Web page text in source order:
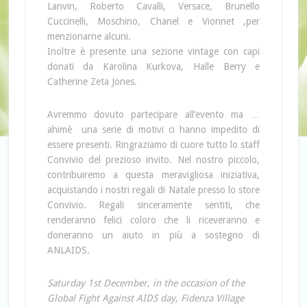
Lanvin, Roberto Cavalli, Versace, Brunello
Cuccinelli, Moschino, Chanel e Vionnet ,per
menzionarne alcuni.
Inoltre è presente una sezione vintage con capi
donati da Karolina Kurkova, Halle Berry e
Catherine Zeta Jones.
Avremmo dovuto partecipare all’evento ma …
ahimè una serie di motivi ci hanno impedito di
essere presenti. Ringraziamo di cuore tutto lo staff
Convivio del prezioso invito. Nel nostro piccolo,
contribuiremo a questa meravigliosa iniziativa,
acquistando i nostri regali di Natale presso lo store
Convivio. Regali sinceramente sentiti, che
renderanno felici coloro che li riceveranno e
doneranno un aiuto in più a sostegno di
ANLAIDS.
Saturday 1st December, in the occasion of the
Global Fight Against AIDS day, Fidenza Village